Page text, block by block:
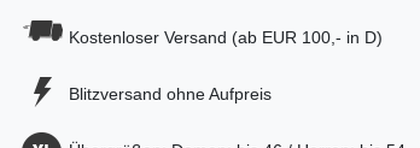
Kostenloser Versand (ab EUR 100,- in D)
Blitzversand ohne Aufpreis